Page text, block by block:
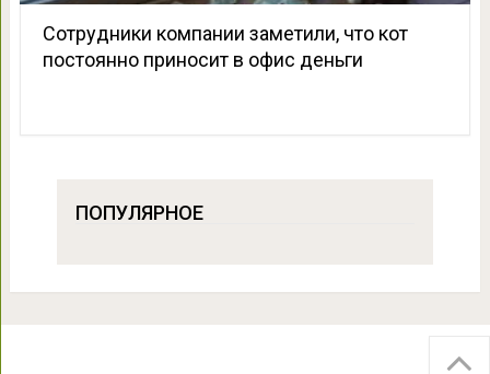
Сотрудники компании заметили, что кот
постоянно приносит в офис деньги
ПОПУЛЯРНОЕ